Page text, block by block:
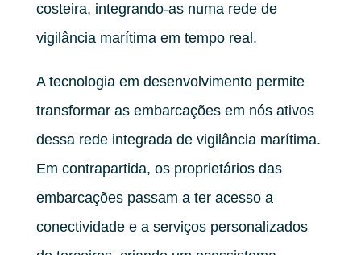
costeira, integrando-as numa rede de
vigilância marítima em tempo real.
A tecnologia em desenvolvimento permite
transformar as embarcações em nós ativos
dessa rede integrada de vigilância marítima.
Em contrapartida, os proprietários das
embarcações passam a ter acesso a
conectividade e a serviços personalizados